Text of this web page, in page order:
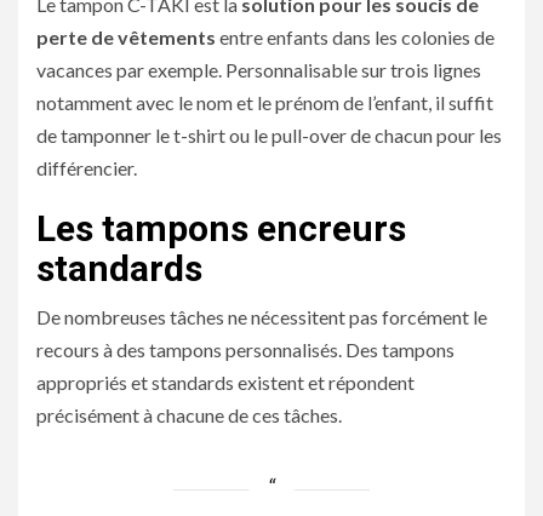
perte de vêtements entre enfants dans les colonies de
vacances par exemple. Personnalisable sur trois lignes
notamment avec le nom et le prénom de l’enfant, il suffit
de tamponner le t-shirt ou le pull-over de chacun pour les
différencier.
Les tampons encreurs
standards
De nombreuses tâches ne nécessitent pas forcément le
recours à des tampons personnalisés. Des tampons
appropriés et standards existent et répondent
précisément à chacune de ces tâches.